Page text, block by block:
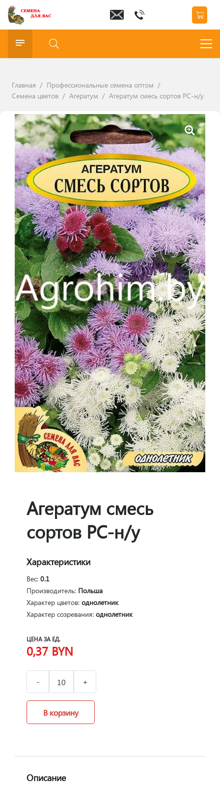
Главная / Профессиональные семена оптом /
Семена цветов / Агератум / Агератум смесь сортов РС-н/у
Агератум смесь
сортов РС-н/у
Характеристики
Вес: 0.1
Производитель: Польша
Характер цветов: однолетник
Характер созревания: однолетник
ЦЕНА ЗА ЕД.
0,37 BYN
В корзину
Описание